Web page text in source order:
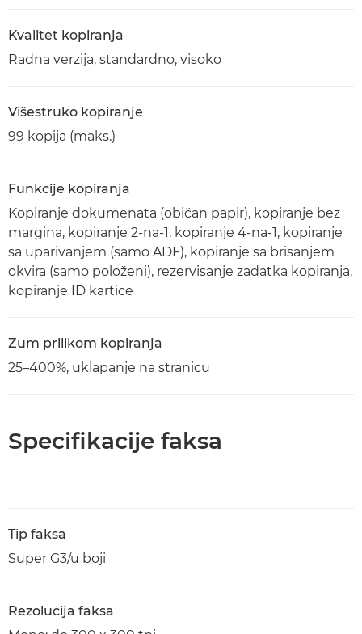
Kvalitet kopiranja
Radna verzija, standardno, visoko
Višestruko kopiranje
99 kopija (maks.)
Funkcije kopiranja
Kopiranje dokumenata (običan papir), kopiranje bez
margina, kopiranje 2-na-1, kopiranje 4-na-1, kopiranje
sa uparivanjem (samo ADF), kopiranje sa brisanjem
okvira (samo položeni), rezervisanje zadatka kopiranja,
kopiranje ID kartice
Zum prilikom kopiranja
25–400%, uklapanje na stranicu
Specifikacije faksa
Tip faksa
Super G3/u boji
Rezolucija faksa